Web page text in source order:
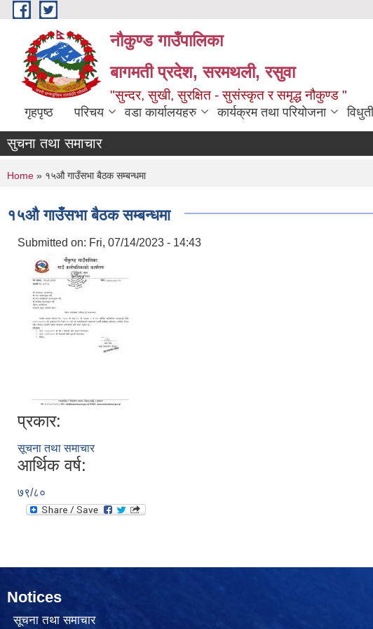
Skip to main content
नौकुण्ड गाउँपालिका
बागमती प्रदेश, सरमथली, रसुवा
"सुन्दर, सुखी, सुरक्षित - सुसंस्कृत र समृद्ध नौकुण्ड "
गृहपृष्ठ परिचय वडा कार्यालयहरु कार्यक्रम तथा परियोजना
सुचना तथा समाचार
You are here
Home » १५औ गाउँसभा बैठक सम्बन्धमा
१५औ गाउँसभा बैठक सम्बन्धमा
Submitted on: Fri, 07/14/2023 - 14:43
प्रकार:
सूचना तथा समाचार
आर्थिक वर्ष:
७९/८०
Notices
सूचना तथा समाचार